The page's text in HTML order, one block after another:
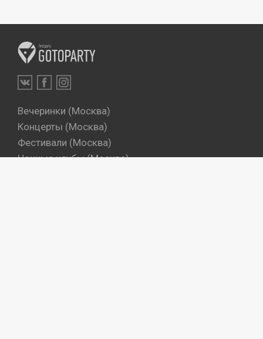
Вечеринки (Москва)
Концерты (Москва)
Фестивали (Москва)
Ночные клубы (Москва)